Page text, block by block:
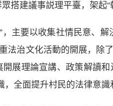
搭建議事説理平臺，架起“
主要以收集社情民意、解
法治文化活動的開展，除
開展理論宣講、政策解讀
，全面提升村民的法律意識